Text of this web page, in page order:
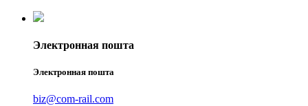
Электронная пошта
Электронная пошта
biz@com-rail.com